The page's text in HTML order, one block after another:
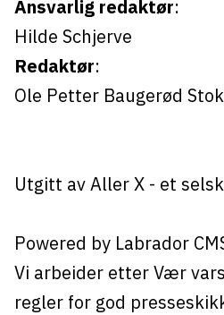
Ansvarlig redaktør:
Hilde Schjerve
Redaktør:
Ole Petter Baugerød
Utgitt av Aller X- et
Powered by Labrador
Vi arbeider etter Vær
regler for god